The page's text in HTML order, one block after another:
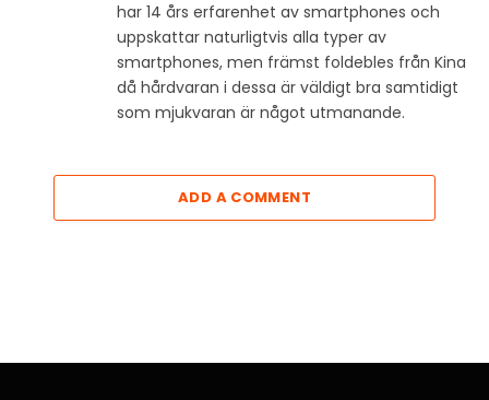
har 14 års erfarenhet av smartphones och
uppskattar naturligtvis alla typer av
smartphones, men främst foldebles från Kina
då hårdvaran i dessa är väldigt bra samtidigt
som mjukvaran är något utmanande.
ADD A COMMENT